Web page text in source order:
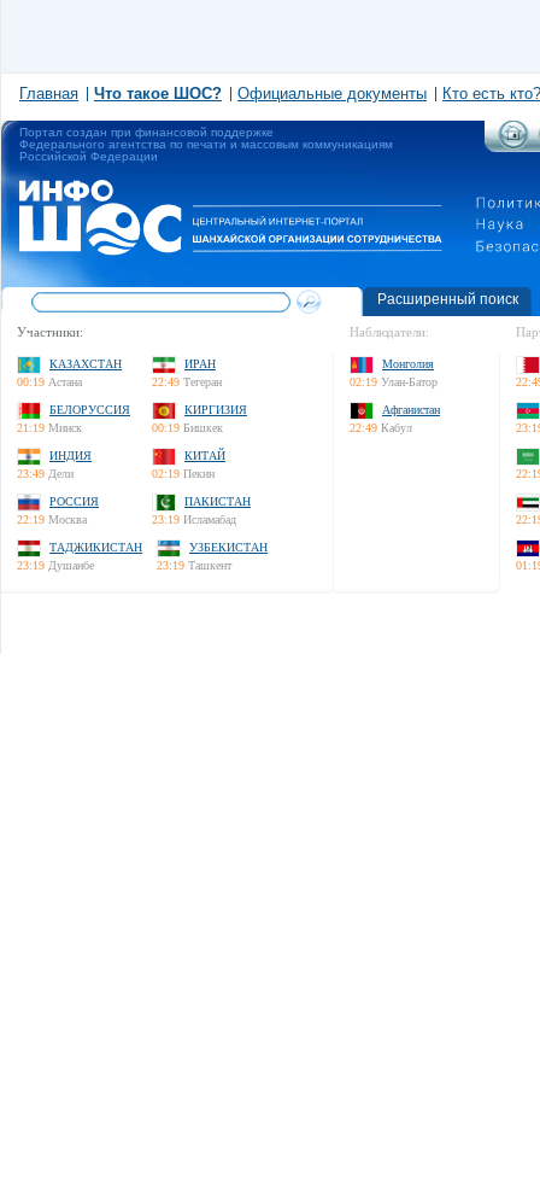
Главная Что такое ШОС? Официальные документы Кто есть кто?
Портал создан при финансовой поддержке
Федерального агентства по печати и массовым коммуникациям
Российской Федерации
Расширенный поиск
Участники:
КАЗАХСТАН
00:19 Астана
ИРАН
22:49 Тегеран
БЕЛОРУССИЯ
21:19 Минск
КИРГИЗИЯ
00:19 Бишкек
ИНДИЯ
23:49 Дели
КИТАЙ
02:19 Пекин
РОССИЯ
22:19 Москва
ПАКИСТАН
23:19 Исламабад
ТАДЖИКИСТАН
23:19 Душанбе
УЗБЕКИСТАН
23:19 Ташкент
Наблюдатели:
Монголия
02:19 Улан-Батор
Афганистан
22:49 Кабул